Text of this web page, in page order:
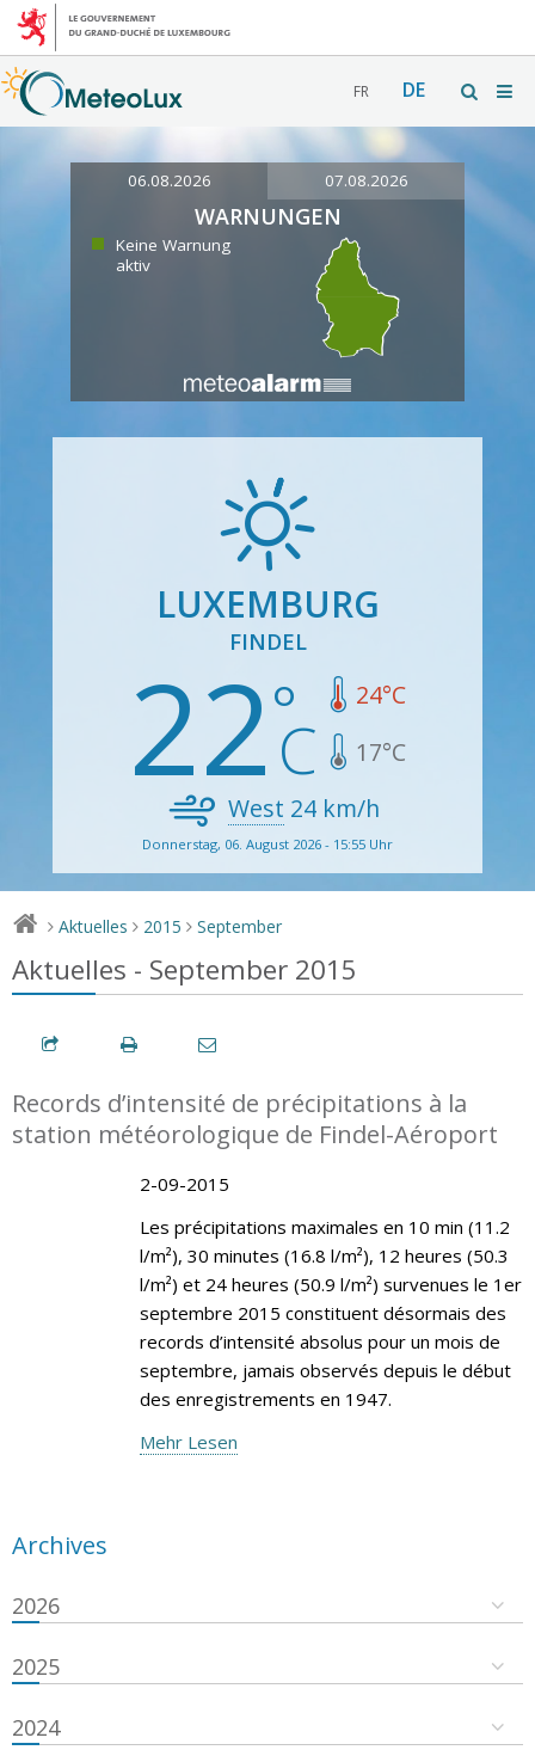
FR DE
06.08.2026 07.08.2026
WARNUNGEN
Keine Warnung
aktiv
LUXEMBURG
FINDEL
22 24°C
17°C
West 24 km/h
Donnerstag, 06. August 2026 - 15:55 Uhr
> Aktuelles > 2015 > September
Aktuelles - September 2015
Records d’intensité de précipitations à la
station météorologique de Findel-Aéroport
2-09-2015
Les précipitations maximales en 10 min (11.2
l/m²), 30 minutes (16.8 l/m²), 12 heures (50.3
l/m²) et 24 heures (50.9 l/m²) survenues le 1er
septembre 2015 constituent désormais des
records d’intensité absolus pour un mois de
septembre, jamais observés depuis le début
des enregistrements en 1947.
Mehr Lesen
Archives
2026
2025
2024